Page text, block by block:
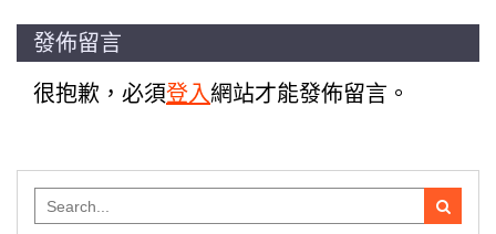
發佈留言
很抱歉，必須登入網站才能發佈留言。
for: